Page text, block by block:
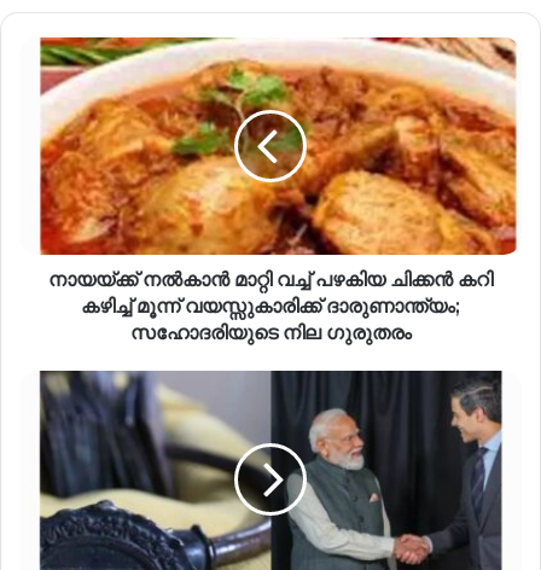
നായയ്‌ക്ക് നല്‍കാന്‍ മാറ്റി വച്ച് പഴകിയ ചിക്കന്‍ കറി
കഴിച്ച് മൂന്ന് വയസ്സുകാരിക്ക് ദാരുണാന്ത്യം;
സഹോദരിയുടെ നില ഗുരുതരം